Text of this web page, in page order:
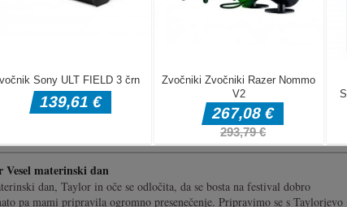
da odkrijete čarobno ikono. Zapomnite si, da se boste lahko ujemali s
Ujemajte vse karte na plošči, da dokončate raven.Za igranje te
miško ali sledilno ploščico.
Vesel materinski dan
dan, Taylor in oče se odločita, da se bosta na festival dobro
pa mami pripravila ogromno presenečenje. Pripravimo se s Taylorjevo